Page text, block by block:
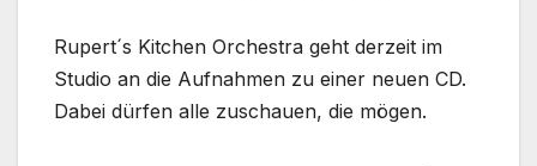
Rupert´s Kitchen Orchestra geht derzeit im
Studio an die Aufnahmen zu einer neuen CD.
Dabei dürfen alle zuschauen, die mögen.